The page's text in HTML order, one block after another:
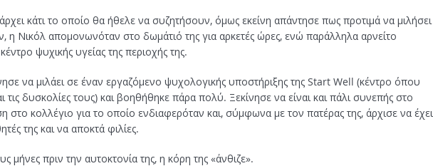
κάτι το οποίο θα ήθελε να συζητήσουν, όμως εκείνη απάντησε πως προτιμά να μιλήσει
η Νικόλ απομονωνόταν στο δωμάτιό της για αρκετές ώρες, ενώ παράλληλα αρνείτο
ψυχικής υγείας της περιοχής της.
να μιλάει σε έναν εργαζόμενο ψυχολογικής υποστήριξης της Start Well (κέντρο όπου
τις δυσκολίες τους) και βοηθήθηκε πάρα πολύ. Ξεκίνησε να είναι και πάλι συνεπής στο
στο κολλέγιο για το οποίο ενδιαφερόταν και, σύμφωνα με τον πατέρας της, άρχισε να έχει
της και να αποκτά φιλίες.
μήνες πριν την αυτοκτονία της, η κόρη της «άνθιζε».